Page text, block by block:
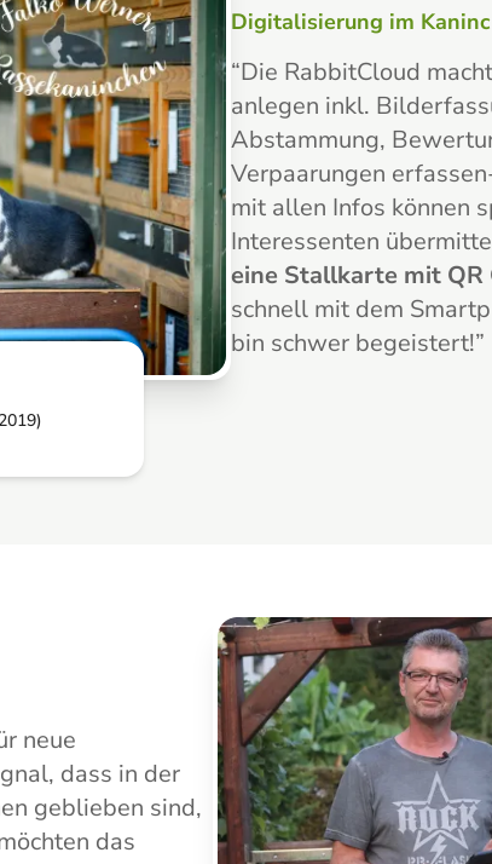
Digitalisierung im
“Die RabbitCloud
anlegen inkl.
Abstammung,
Verpaarungen
mit allen Infos können
Interessenten
eine Stallkarte mit QR
schnell mit dem
bin schwer begeistert!”
neue
dass in der
geblieben sind,
das